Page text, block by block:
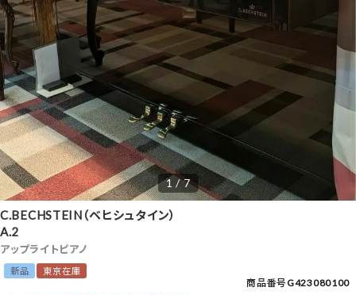
1 / 7
C.BECHSTEIN（ベヒシュタイン）
A.2
アップライトピアノ
新品 東京在庫
商品番号G423080100